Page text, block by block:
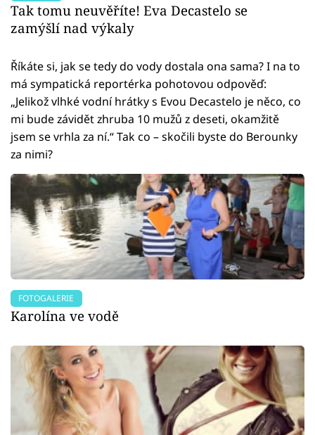
Tak tomu neuvěříte! Eva Decastelo se
zamýšlí nad výkaly
Říkáte si, jak se tedy do vody dostala ona sama? I na to
má sympatická reportérka pohotovou odpověď:
„Jelikož vlhké vodní hrátky s Evou Decastelo je něco, co
mi bude závidět zhruba 10 mužů z deseti, okamžitě
jsem se vrhla za ní.“ Tak co – skočili byste do Berounky
za nimi?
FOTOGALERIE
Karolína ve vodě